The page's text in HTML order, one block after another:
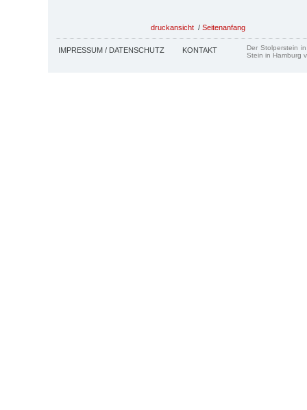
druckansicht / Seitenanfang
IMPRESSUM / DATENSCHUTZ KONTAKT
Der Stolperstein
Stein in Hamburg